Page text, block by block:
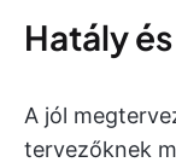
Hatály
A jól
tervezőknek